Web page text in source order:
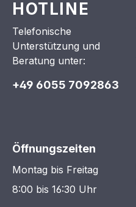
HOTLINE
Telefonische
Unterstützung und
Beratung unter:
+49 6055 7092863
Öffnungszeiten
Montag bis Freitag
8:00 bis 16:30 Uhr